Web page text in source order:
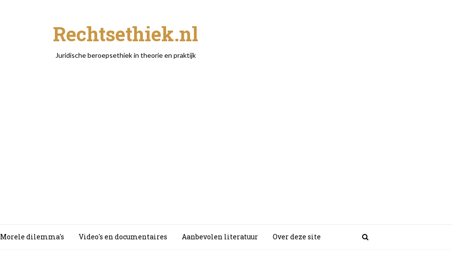
Rechtsethiek.nl
Juridische beroepsethiek in theorie en praktijk
Morele dilemma's Video's en documentaires Aanbevolen literatuur Over deze site